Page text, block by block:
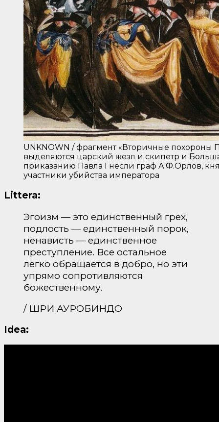
UNKNOWN / фрагмент «Вторичные похороны
выделяются царский жезл и скипетр и
приказанию Павла I несли граф А.Ф.Орлов,
участники убийства императора
Littera:
Эгоизм — это единственный грех,
подлость — единственный порок,
ненависть — единственное
преступление. Все остальное
легко обращается в добро, но эти
упрямо сопротивляются
божественному.
/ ШРИ АУРОБИНДО
Idea: